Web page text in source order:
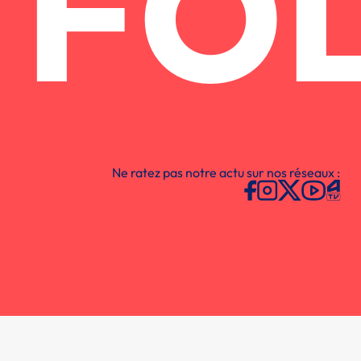
Ne ratez pas notre actu sur nos réseaux :